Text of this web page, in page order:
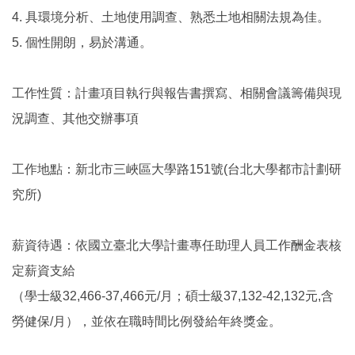
4. 具環境分析、土地使用調查、熟悉土地相關法規為佳。
5. 個性開朗，易於溝通。
工作性質：計畫項目執行與報告書撰寫、相關會議籌備與現
況調查、其他交辦事項
工作地點：新北市三峽區大學路151號(台北大學都市計劃研
究所)
薪資待遇：依國立臺北大學計畫專任助理人員工作酬金表核
定薪資支給
（學士級32,466-37,466元/月；碩士級37,132-42,132元,含
勞健保/月），並依在職時間比例發給年終獎金。